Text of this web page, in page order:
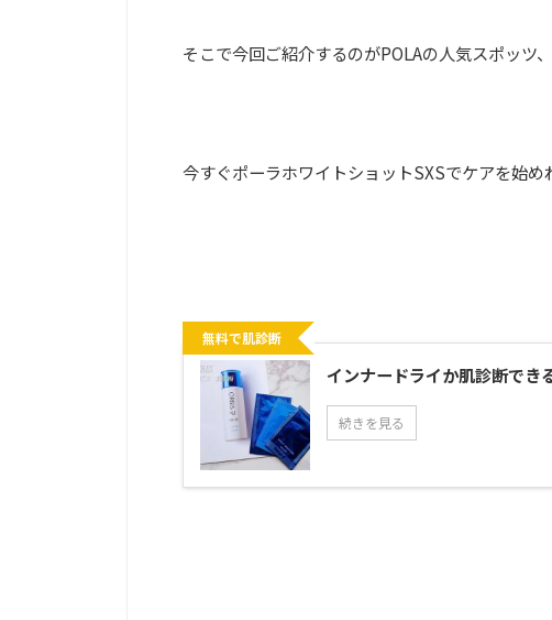
そこで今回ご紹介するのがPOLAの人気スポッツ、
今すぐポーラホワイトショットSXSでケアを始
無料で肌診断
インナードライか肌診断でき
続きを見る